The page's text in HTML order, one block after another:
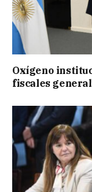
Oxígeno
fiscales